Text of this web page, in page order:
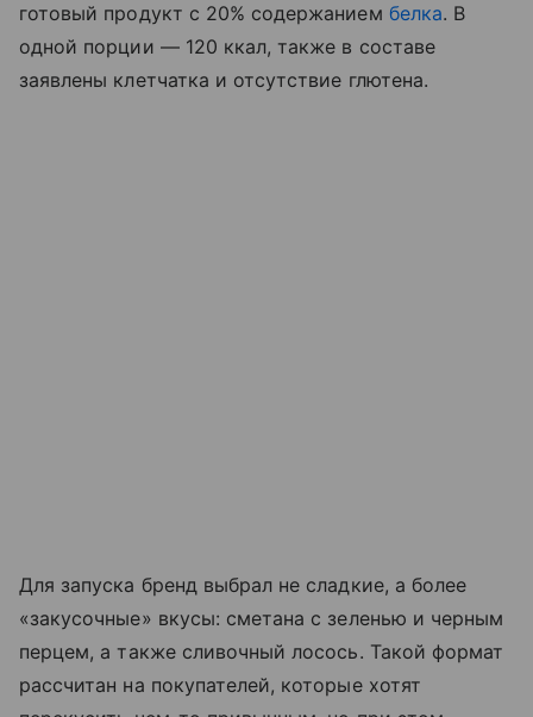
готовый продукт с 20% содержанием белка. В
одной порции — 120 ккал, также в составе
заявлены клетчатка и отсутствие глютена.
Для запуска бренд выбрал не сладкие, а более
«закусочные» вкусы: сметана с зеленью и черным
перцем, а также сливочный лосось. Такой формат
рассчитан на покупателей, которые хотят